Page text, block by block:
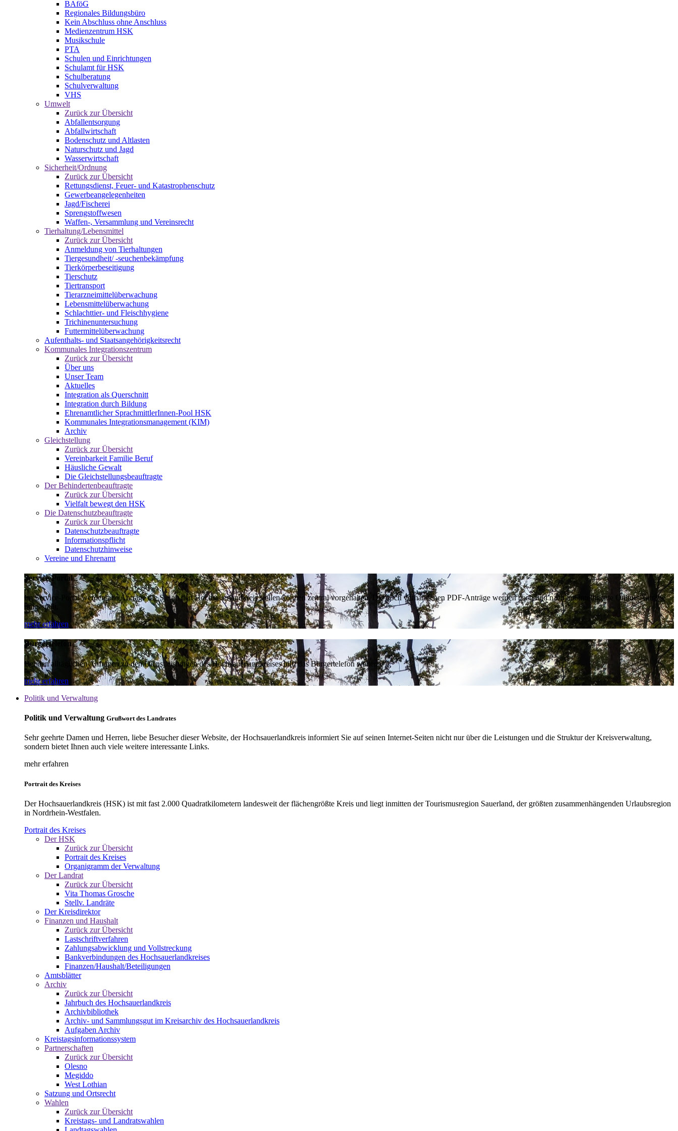
BAföG
Regionales Bildungsbüro
Kein Abschluss ohne Anschluss
Medienzentrum HSK
Musikschule
PTA
Schulen und Einrichtungen
Schulamt für HSK
Schulberatung
Schulverwaltung
VHS
Umwelt
Zurück zur Übersicht
Abfallentsorgung
Abfallwirtschaft
Bodenschutz und Altlasten
Naturschutz und Jagd
Wasserwirtschaft
Sicherheit/Ordnung
Zurück zur Übersicht
Rettungsdienst, Feuer- und Katastrophenschutz
Gewerbeangelegenheiten
Jagd/Fischerei
Sprengstoffwesen
Waffen-, Versammlung und Vereinsrecht
Tierhaltung/Lebensmittel
Zurück zur Übersicht
Anmeldung von Tierhaltungen
Tiergesundheit/ -seuchenbekämpfung
Tierkörperbeseitigung
Tierschutz
Tiertransport
Tierarzneimittelüberwachung
Lebensmittelüberwachung
Schlachttier- und Fleischhygiene
Trichinenuntersuchung
Futtermittelüberwachung
Aufenthalts- und Staatsangehörigkeitsrecht
Kommunales Integrationszentrum
Zurück zur Übersicht
Über uns
Unser Team
Aktuelles
Integration als Querschnitt
Integration durch Bildung
Ehrenamtlicher SprachmittlerInnen-Pool HSK
Kommunales Integrationsmanagement (KIM)
Archiv
Gleichstellung
Zurück zur Übersicht
Vereinbarkeit Familie Beruf
Häusliche Gewalt
Die Gleichstellungsbeauftragte
Der Behindertenbeauftragte
Zurück zur Übersicht
Vielfalt bewegt den HSK
Die Datenschutzbeauftragte
Zurück zur Übersicht
Datenschutzbeauftragte
Informationspflicht
Datenschutzhinweise
Vereine und Ehrenamt
Service-Portal
Im Service-Portal werden alle Anträge die Sie an den Hochsauerlandkreis stellen können zentral vorgehalten. Die noch vorhandenen PDF-Anträge werden nach und nach auf intelligente Online-Anträge
umgestellt.
mehr erfahren
Bürgertelefon
Bei den alltäglichen Anfragen zu den Dienstleistungen des Hochsauerlandkreises hilft das Bürgertelefon weiter.
mehr erfahren
Politik und Verwaltung
Politik und Verwaltung Grußwort des Landrates
Sehr geehrte Damen und Herren, liebe Besucher dieser Website, der Hochsauerlandkreis informiert Sie auf seinen Internet-Seiten nicht nur über die Leistungen und die Struktur der Kreisverwaltung,
sondern bietet Ihnen auch viele weitere interessante Links.
mehr erfahren
Portrait des Kreises
Der Hochsauerlandkreis (HSK) ist mit fast 2.000 Quadratkilometern landesweit der flächengrößte Kreis und liegt inmitten der Tourismusregion Sauerland, der größten zusammenhängenden Urlaubsregion
in Nordrhein-Westfalen.
Portrait des Kreises
Der HSK
Zurück zur Übersicht
Portrait des Kreises
Organigramm der Verwaltung
Der Landrat
Zurück zur Übersicht
Vita Thomas Grosche
Stellv. Landräte
Der Kreisdirektor
Finanzen und Haushalt
Zurück zur Übersicht
Lastschriftverfahren
Zahlungsabwicklung und Vollstreckung
Bankverbindungen des Hochsauerlandkreises
Finanzen/Haushalt/Beteiligungen
Amtsblätter
Archiv
Zurück zur Übersicht
Jahrbuch des Hochsauerlandkreis
Archivbibliothek
Archiv- und Sammlungsgut im Kreisarchiv des Hochsauerlandkreis
Aufgaben Archiv
Kreistagsinformationssystem
Partnerschaften
Zurück zur Übersicht
Olesno
Megiddo
West Lothian
Satzung und Ortsrecht
Wahlen
Zurück zur Übersicht
Kreistags- und Landratswahlen